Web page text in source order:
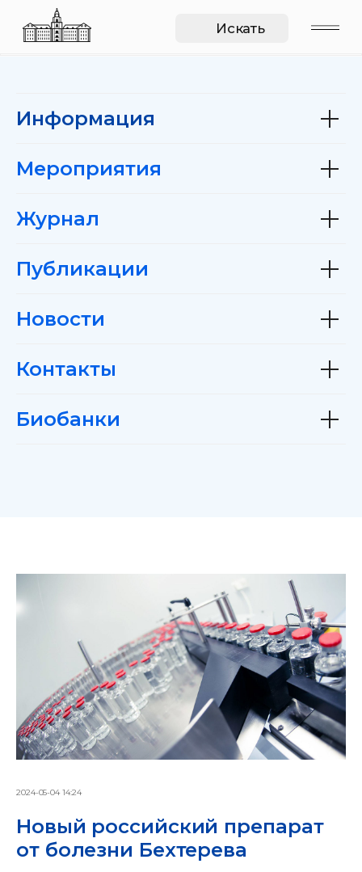
Информация
Мероприятия
Журнал
Публикации
Новости
Контакты
Биобанки
2024-05-04 14:24
Новый российский препарат
от болезни Бехтерева